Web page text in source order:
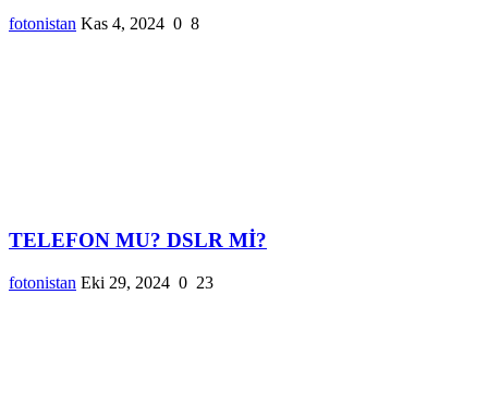
fotonistan Kas 4, 2024 0 8
TELEFON MU? DSLR Mİ?
fotonistan Eki 29, 2024 0 23